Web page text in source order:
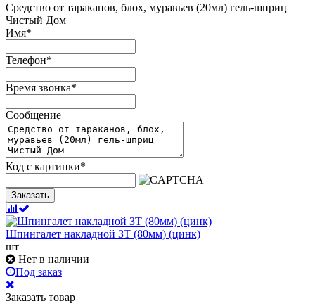
Средство от тараканов, блох, муравьев (20мл) гель-шприц
Чистый Дом
Имя*
Телефон*
Время звонка*
Сообщение
Код с картинки*
Заказать
Шпингалет накладной ЗТ (80мм) (цинк)
шт
Нет в наличии
Под заказ
Заказать товар